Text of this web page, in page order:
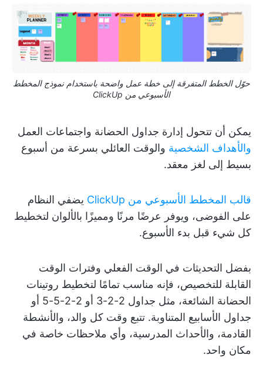
حوّل الخطط المتفرقة إلى خطة عمل واضحة باستخدام نموذج المخطط
الأسبوعي من ClickUp
يمكن أن تتحول إدارة جداول الحضانة واجتماعات العمل
والأهداف الشخصية والوقت العائلي بسرعة من أسبوع
بسيط إلى لغز معقد.
قالب المخطط الأسبوعي من ClickUp
يضفي النظام
على الفوضى، ويوفر عرضًا مرنًا ومميزًا بالألوان لتخطيط
كل شيء قبل بدء الأسبوع.
بفضل التحديثات في الوقت الفعلي وفترات الوقت
القابلة للتخصيص، فإنه مناسب تمامًا لتخطيط روتينات
الحضانة الشائعة، مثل جداول 2-2-3 أو 2-2-5-5 أو
جداول الأسابيع المتناوبة. تتبع وقت كل والد، والأنشطة
القادمة، والأحداث المدرسية، وأي ملاحظات خاصة في
مكان واحد.